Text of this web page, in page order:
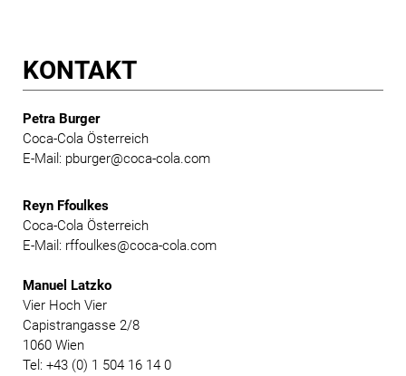
KONTAKT
Petra Burger
Coca-Cola Österreich
E-Mail: pburger@coca-cola.com
Reyn Ffoulkes
Coca-Cola Österreich
E-Mail: rffoulkes@coca-cola.com
Manuel Latzko
Vier Hoch Vier
Capistrangasse 2/8
1060 Wien
Tel: +43 (0) 1 504 16 14 0